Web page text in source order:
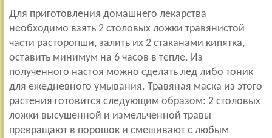
Для приготовления домашнего лекарства
необходимо взять 2 столовых ложки травянистой
части расторопши, залить их 2 стаканами кипятка,
оставить минимум на 6 часов в тепле. Из
полученного настоя можно сделать лед либо тоник
для ежедневного умывания. Травяная маска из этого
растения готовится следующим образом: 2 столовых
ложки высушенной и измельченной травы
превращают в порошок и смешивают с любым